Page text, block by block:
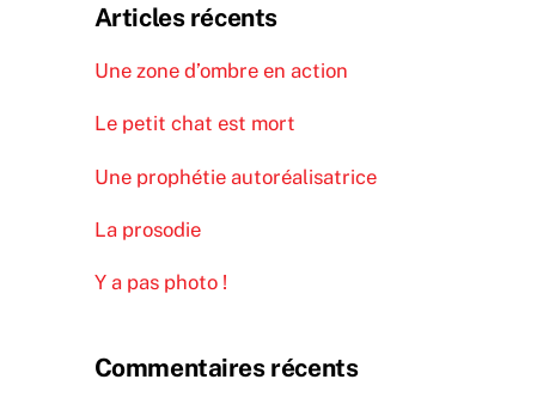
Articles récents
Une zone d’ombre en action
Le petit chat est mort
Une prophétie autoréalisatrice
La prosodie
Y a pas photo !
Commentaires récents